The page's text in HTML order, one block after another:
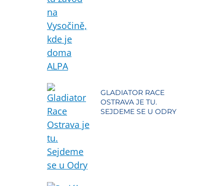
GLADIATOR RACE
OSTRAVA JE TU.
SEJDEME SE U ODRY